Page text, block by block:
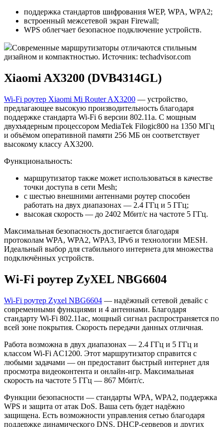
поддержка стандартов шифрования WEP, WPA, WPA2;
встроенный межсетевой экран Firewall;
WPS облегчает безопасное подключение устройств.
Современные маршрутизаторы отличаются стильным
дизайном и компактностью. Источник: techadvisor.com
Xiaomi AX3200 (DVB4314GL)
Wi-Fi роутер Xiaomi Mi Router AX3200 — устройство,
предлагающее высокую производительность благодаря
поддержке стандарта Wi-Fi 6 версии 802.11a. С мощным
двухъядерным процессором MediaTek Filogic800 на 1350 МГц
и объёмом оперативной памяти 256 МБ он соответствует
высокому классу AX3200.
Функциональность:
маршрутизатор также может использоваться в качестве
точки доступа в сети Mesh;
с шестью внешними антеннами роутер способен
работать на двух диапазонах — 2.4 ГГц и 5 ГГц;
высокая скорость — до 2402 Мбит/с на частоте 5 ГГц.
Максимальная безопасность достигается благодаря
протоколам WPA, WPA2, WPA3, IPv6 и технологии MESH.
Идеальный выбор для стабильного интернета для множества
подключённых устройств.
Wi-Fi роутер ZyXEL NBG6604
Wi-Fi роутер Zyxel NBG6604 — надёжный сетевой девайс с
современными функциями и 4 антеннами. Благодаря
стандарту Wi-Fi 802.11ac, мощный сигнал распространяется по
всей зоне покрытия. Скорость передачи данных отличная.
Работа возможна в двух диапазонах — 2.4 ГГц и 5 ГГц и
классом Wi-Fi AC1200. Этот маршрутизатор справится с
любыми задачами — он предоставит быстрый интернет для
просмотра видеоконтента и онлайн-игр. Максимальная
скорость на частоте 5 ГГц — 867 Мбит/с.
Функции безопасности — стандарты WPA, WPA2, поддержка
WPS и защита от атак DoS. Ваша сеть будет надёжно
защищена. Есть возможности управления сетью благодаря
поддержке динамического DNS, DHCP-серверов и других